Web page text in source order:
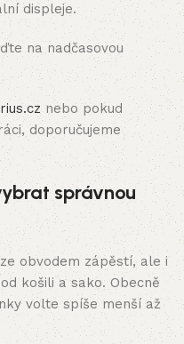
displeje.
na nadčasovou
nebo pokud
doporučujeme
správnou
obvodem zápěstí, ale i
košili a sako. Obecně
volte spíše menší až